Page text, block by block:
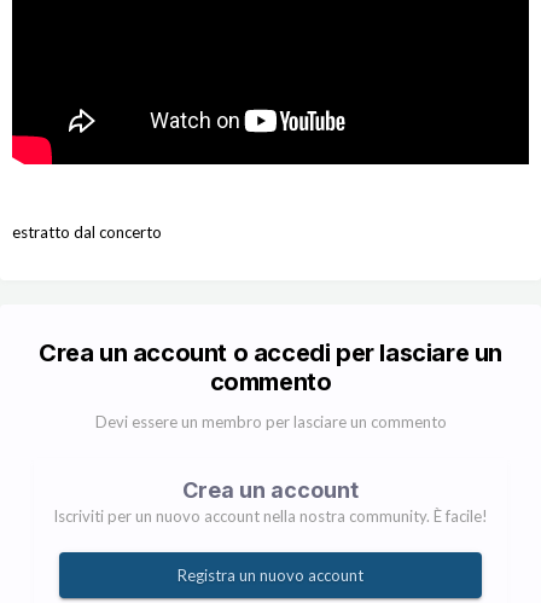
estratto dal concerto
Crea un account o accedi per lasciare un
commento
Devi essere un membro per lasciare un commento
Crea un account
Iscriviti per un nuovo account nella nostra community. È facile!
Registra un nuovo account